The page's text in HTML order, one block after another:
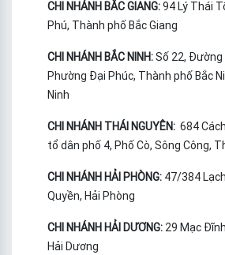
CHI NHÁNH BẮC GIANG:94 Lý Thái
Phú, Thành phố Bắc Giang
CHI NHÁNH BẮC NINH:Số 22, Đường
Phường Đại Phúc, Thành phố Bắc
Ninh
CHI NHÁNH THÁI NGUYÊN: 684
tổ dân phố 4, Phố Cò, Sông Công,
CHI NHÁNH HẢI PHÒNG: 47/384
Quyền, Hải Phòng
CHI NHÁNH HẢI DƯƠNG: 29 Mạc
Hải Dương